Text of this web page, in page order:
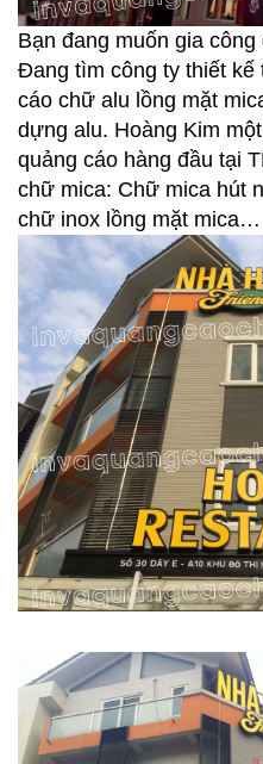
Bạn đang muốn gia công
Đang tìm công ty thiết kế
cáo chữ alu lồng mặt
dựng alu. Hoàng Kim
quảng cáo hàng đầu tại
chữ mica: Chữ mica hút
chữ inox lồng mặt mica…